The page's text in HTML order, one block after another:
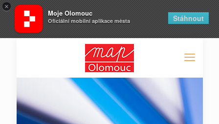
×
Moje Olomouc
Oficiální mobilní aplikace města Stáhnout